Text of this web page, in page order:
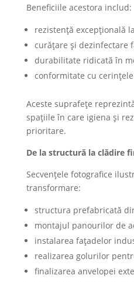
Beneficiile acestora includ:
rezistență excepțională
curățare și dezinfectare
durabilitate ridicată în
conformitate cu
Aceste suprafețe
spațiile în care igiena și
prioritare.
De la structură la clădire
Secvențele fotografice
transformare:
structura prefabricată
montajul panourilor de
instalarea fațadelor
realizarea golurilor
finalizarea anvelopei